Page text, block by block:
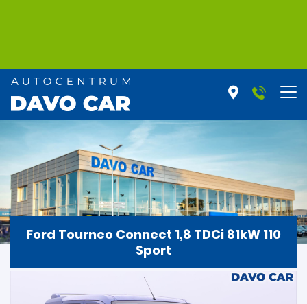
Ford Tourneo Connect 1,8 TDCi 81kW 110
Sport